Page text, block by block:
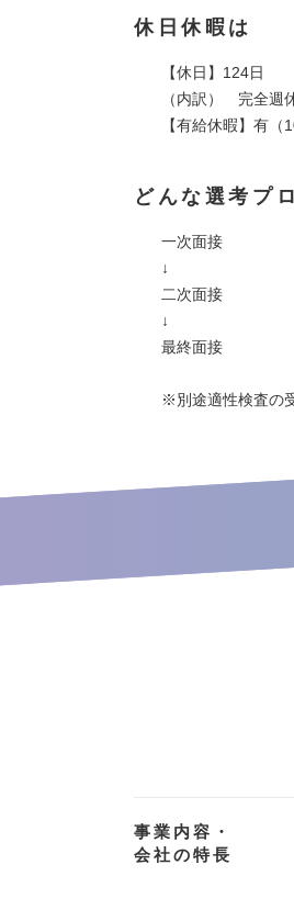
休日休暇は
【休日】124日
（内訳） 完全
【有給休暇】有（
どんな選考プ
一次面接
↓
二次面接
↓
最終面接
※別途適性検査の
事業内容・
会社の特長